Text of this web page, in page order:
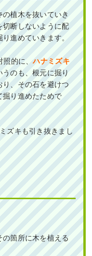
の植木を抜いていき
切断しないように配
進めていきます。
照的に、ハナミズキ
のも、根元に掘り
、その石を避けつ
掘り進めたためで
ズキも引き抜きまし
箇所に木を植える